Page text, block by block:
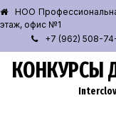
НОО
этаж, офис №1
+7 (962) 508-
КОНКУРСЫ